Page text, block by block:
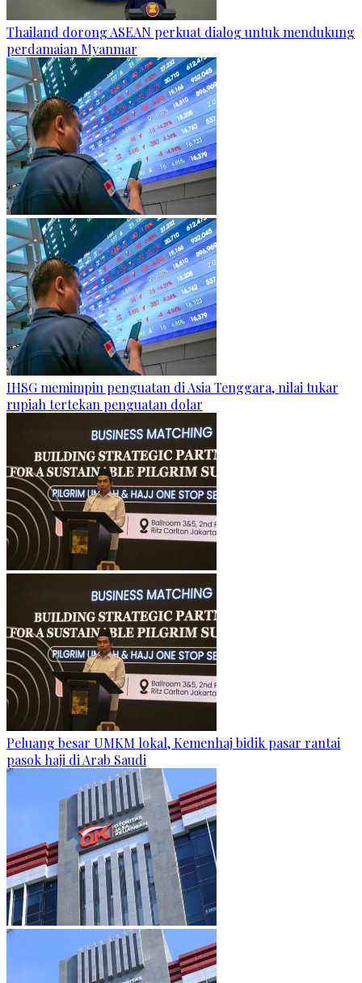
Thailand dorong ASEAN perkuat dialog untuk mendukung
perdamaian Myanmar
IHSG memimpin penguatan di Asia Tenggara, nilai tukar
rupiah tertekan penguatan dolar
Peluang besar UMKM lokal, Kemenhaj bidik pasar rantai
pasok haji di Arab Saudi